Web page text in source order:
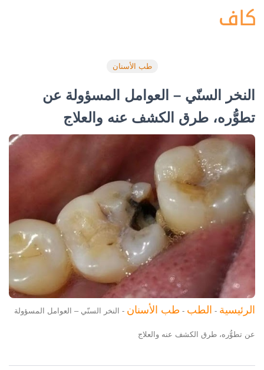
طب الأسنان
النخر السنّي – العوامل المسؤولة عن
تطوُّره، طرق الكشف عنه والعلاج
الرئيسية - الطب - طب الأسنان - النخر السنّي – العوامل المسؤولة
عن تطوُّره، طرق الكشف عنه والعلاج